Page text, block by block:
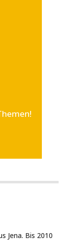
Jena. Bis 2010